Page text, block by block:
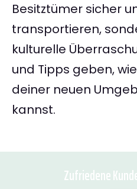
Besitztümer sicher
transportieren,
kulturelle
und Tipps geben,
deiner neuen
kannst.
Zufriedene